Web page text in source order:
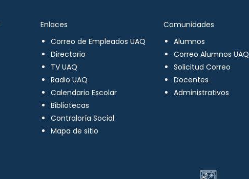
Enlaces
Correo de Empleados UAQ
Directorio
TV UAQ
Radio UAQ
Calendario Escolar
Bibliotecas
Contraloría Social
Mapa de sitio
Comunidades
Alumnos
Correo Alumnos UAQ
Solicitud Correo
Docentes
Administrativos